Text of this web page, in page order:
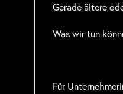
Gerade ältere
Was wir tun
Für